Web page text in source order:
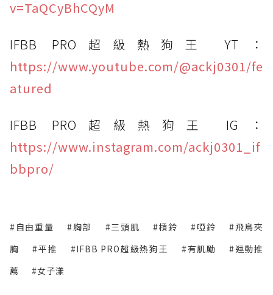
v=TaQCyBhCQyM
IFBB PRO超級熱狗王 YT：
https://www.youtube.com/@ackj0301/fe
atured
IFBB PRO超級熱狗王 IG：
https://www.instagram.com/ackj0301_if
bbpro/
#自由重量 #胸部 #三頭肌 #槓鈴 #啞鈴
#飛鳥夾
胸
#平推 #IFBB PRO超級熱狗王 #有肌勵
#運動推
薦
#女子漾